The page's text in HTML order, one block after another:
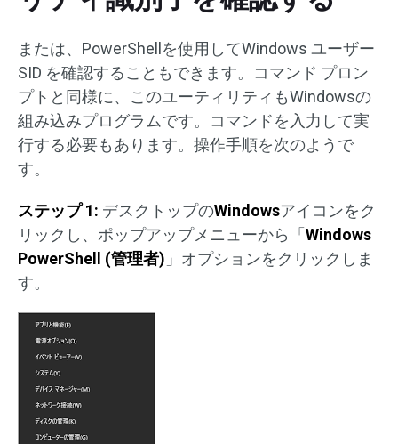
または、PowerShellを使用してWindows ユーザー
SID を確認することもできます。コマンド プロン
プトと同様に、このユーティリティもWindowsの
組み込みプログラムです。コマンドを入力して実
行する必要もあります。操作手順を次のようで
す。
ステップ 1: デスクトップのWindowsアイコンをク
リックし、ポップアップメニューから「 Windows
PowerShell (管理者) 」オプションをクリックしま
す。